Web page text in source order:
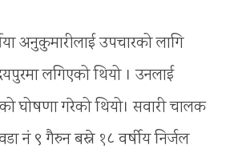
अनुकुमारीलाई उपचारको लागि
लगिएको थियो । उनलाई
घोषणा गरेको थियो। सवारी चालक
नं ९ गैरुन बस्ने १८ वर्षीय निर्जल